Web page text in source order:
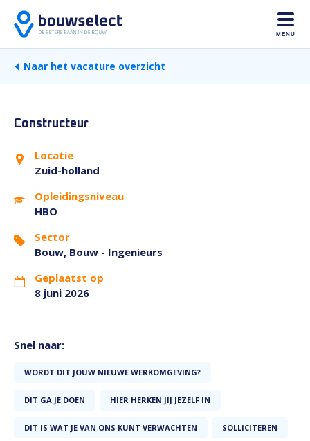
MENU
Naar het vacature overzicht
Constructeur
Locatie
Zuid-holland
Opleidingsniveau
HBO
Sector
Bouw, Bouw - Ingenieurs
Geplaatst op
8 juni 2026
Snel naar:
WORDT DIT JOUW NIEUWE WERKOMGEVING?
DIT GA JE DOEN HIER HERKEN JIJ JEZELF IN
DIT IS WAT JE VAN ONS KUNT VERWACHTEN SOLLICITEREN